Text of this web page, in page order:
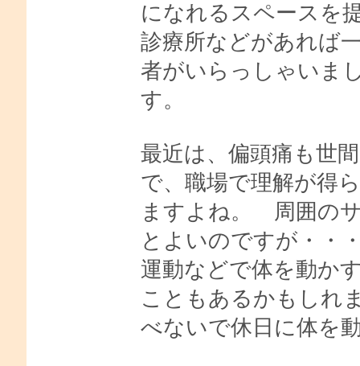
になれるスペースを
診療所などがあれば
者がいらっしゃいま
す。
最近は、偏頭痛も世
で、職場で理解が得
ますよね。 周囲の
とよいのですが・・
運動などで体を動か
こともあるかもしれ
べないで休日に体を